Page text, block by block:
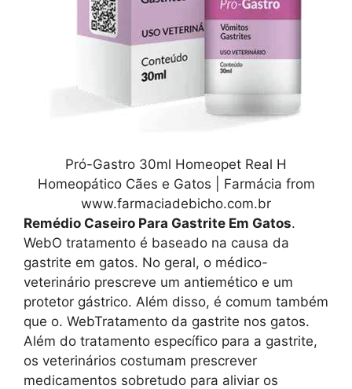
Pró-Gastro 30ml Homeopet Real H
Homeopático Cães e Gatos | Farmácia from
www.farmaciadebicho.com.br
Remédio Caseiro Para Gastrite Em Gatos.
WebO tratamento é baseado na causa da
gastrite em gatos. No geral, o médico-
veterinário prescreve um antiemético e um
protetor gástrico. Além disso, é comum também
que o. WebTratamento da gastrite nos gatos.
Além do tratamento específico para a gastrite,
os veterinários costumam prescrever
medicamentos sobretudo para aliviar os